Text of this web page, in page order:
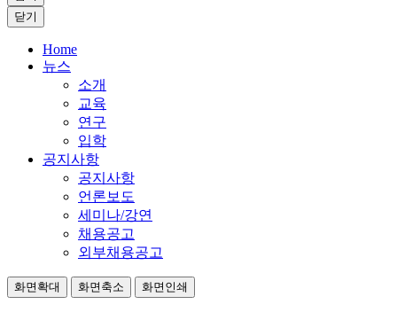
닫기
Home
뉴스
소개
교육
연구
입학
공지사항
공지사항
언론보도
세미나/강연
채용공고
외부채용공고
화면확대 화면축소 화면인쇄